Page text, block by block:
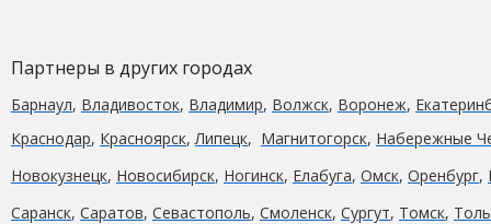
Барнаул, Владивосток, Владимир, Волжск, Воронеж,
Краcнодар, Красноярск,Липецк, Магнитогорск, Набережные
Новокузнецк, Новосибирск, Ногинск, Елабуга, Омск, Оренбург,
Саранск, Саратов, Севастополь, Смоленск, Сургут, Томск,
Партнеры в других городах